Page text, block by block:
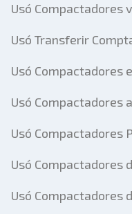
Usó Compactadores
Usó Transferir
Usó Compactadores
Usó Compactadores
Usó Compactadores
Usó Compactadores
Usó Compactadores